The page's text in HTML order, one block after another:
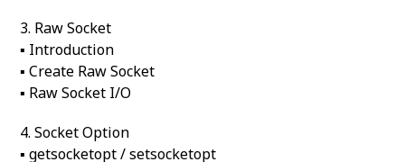
3. Raw Socket
▪ Introduction
▪ Create Raw Socket
▪ Raw Socket I/O
4. Socket Option
▪ getsocketopt / setsocketopt